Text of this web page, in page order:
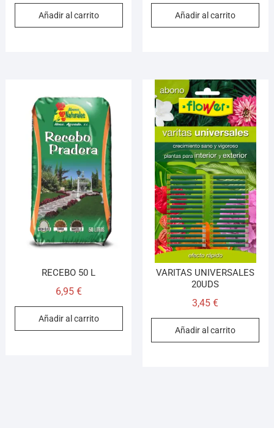
Añadir al carrito Añadir al carrito
RECEBO 50 L
6,95 €
Añadir al carrito
VARITAS UNIVERSALES
20UDS
3,45€
Añadir al carrito